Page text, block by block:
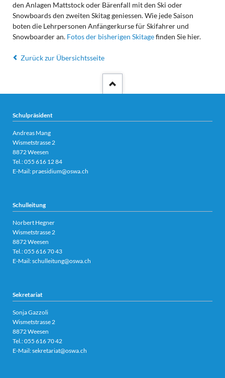
den Anlagen Mattstock oder Bärenfall mit den Ski oder
Snowboards den zweiten Skitag geniessen. Wie jede Saison
boten die Lehrpersonen Anfängerkurse für Skifahrer und
Snowboarder an.Fotos der bisherigen Skitagefinden Sie hier.
Zurück zur Übersichtsseite
Schulpräsident
Andreas Mang
Wismetstrasse 2
8872 Weesen
Tel.:055 616 12 84
E-Mail:praesidium@oswa.ch
Schulleitung
Norbert Hegner
Wismetstrasse 2
8872 Weesen
Tel.:055 616 70 43
E-Mail:schulleitung@oswa.ch
Sekretariat
Sonja Gazzoli
Wismetstrasse 2
8872 Weesen
Tel.:055 616 70 42
E-Mail:sekretariat@oswa.ch